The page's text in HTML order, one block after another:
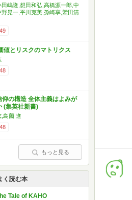
田嶋隆,想田和弘,高橋源一郎,中
野晃一,平川克美,孫崎享,鷲田清
値とリスクのマトリクス
仰の構造 全体主義はよみが
(集英社新書)
,島薗 進
もっと見る
く読む本
Tale of KAHO